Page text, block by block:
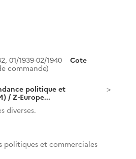
, 01/1939-02/1940
Cote
commande)
politique et
/ Z-Europe...
diverses.
politiques et commerciales